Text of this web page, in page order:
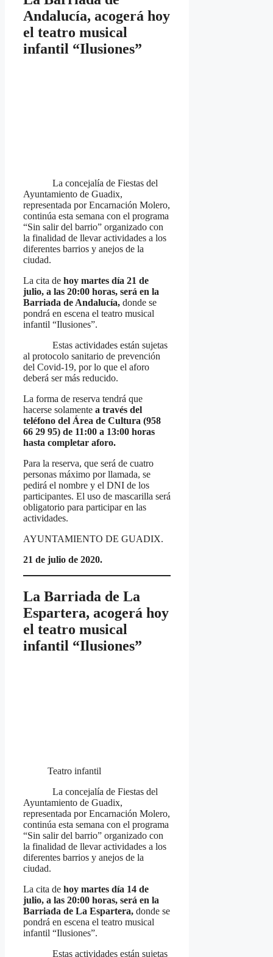
Andalucía, acogerá hoy
el teatro musical
infantil “Ilusiones”
La concejalía de Fiestas del
Ayuntamiento de Guadix,
representada por Encarnación Molero,
continúa esta semana con el programa
“Sin salir del barrio” organizado con
la finalidad de llevar actividades a los
diferentes barrios y anejos de la
ciudad.
La cita de hoy martes día 21 de
julio, a las 20:00 horas, será en la
Barriada de Andalucía, donde se
pondrá en escena el teatro musical
infantil “Ilusiones”.
Estas actividades están sujetas
al protocolo sanitario de prevención
del Covid-19, por lo que el aforo
deberá ser más reducido.
La forma de reserva tendrá que
hacerse solamente a través del
teléfono del Área de Cultura (958
66 29 95) de 11:00 a 13:00 horas
hasta completar aforo.
Para la reserva, que será de cuatro
personas máximo por llamada, se
pedirá el nombre y el DNI de los
participantes. El uso de mascarilla será
obligatorio para participar en las
actividades.
AYUNTAMIENTO DE GUADIX.
21 de julio de 2020.
La Barriada de La
Espartera, acogerá hoy
el teatro musical
infantil “Ilusiones”
Teatro infantil
La concejalía de Fiestas del
Ayuntamiento de Guadix,
representada por Encarnación Molero,
continúa esta semana con el programa
“Sin salir del barrio” organizado con
la finalidad de llevar actividades a los
diferentes barrios y anejos de la
ciudad.
La cita de hoy martes día 14 de
julio, a las 20:00 horas, será en la
Barriada de La Espartera, donde se
pondrá en escena el teatro musical
infantil “Ilusiones”.
Estas actividades están sujetas